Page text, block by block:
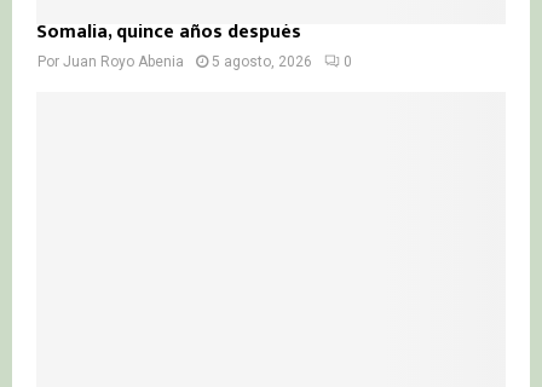
Somalia, quince años después
Por Juan Royo Abenia 5 agosto, 2026 0